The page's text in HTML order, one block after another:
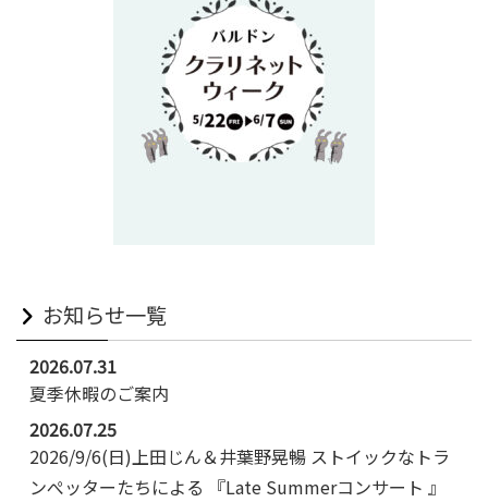
お知らせ一覧
2026.07.31
夏季休暇のご案内
2026.07.25
2026/9/6(日)上田じん＆井葉野晃暢 ストイックなトラ
ンぺッターたちによる 『Late Summerコンサート 』